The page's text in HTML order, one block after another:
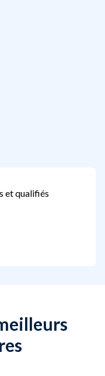
et qualifiés